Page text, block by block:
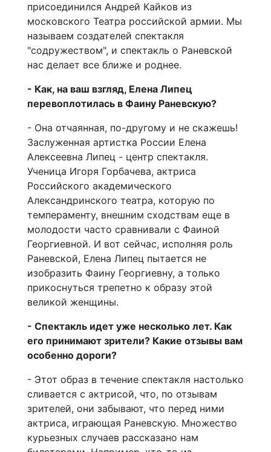
присоединился Андрей Кайков из
московского Театра российской армии. Мы
называем создателей спектакля
"содружеством", и спектакль о Раневской
нас делает все ближе и роднее.
- Как, на ваш взгляд, Елена Липец
перевоплотилась в Фаину Раневскую?
- Она отчаянная, по-другому и не скажешь!
Заслуженная артистка России Елена
Алексеевна Липец - центр спектакля.
Ученица Игоря Горбачева, актриса
Российского академического
Александринского театра, которую по
темпераменту, внешним сходствам еще в
молодости часто сравнивали с Фаиной
Георгиевной. И вот сейчас, исполняя роль
Раневской, Елена Липец пытается не
изобразить Фаину Георгиевну, а только
прикоснуться трепетно к образу этой
великой женщины.
- Спектакль идет уже несколько лет. Как
его принимают зрители? Какие отзывы вам
особенно дороги?
- Этот образ в течение спектакля настолько
сливается с актрисой, что, по отзывам
зрителей, они забывают, что перед ними
актриса, играющая Раневскую. Множество
курьезных случаев рассказано нам